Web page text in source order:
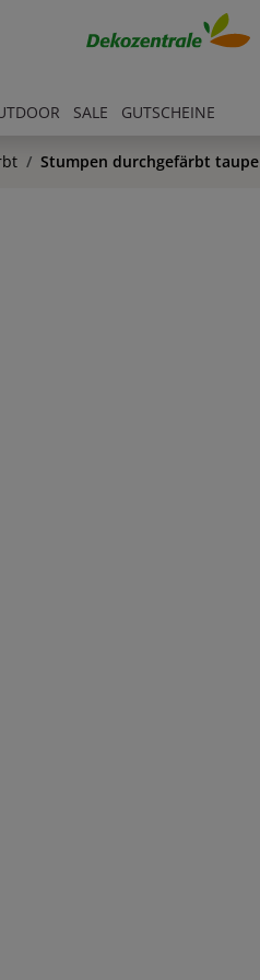
SALE GUTSCHEINE
Stumpen durchgefärbt taupe